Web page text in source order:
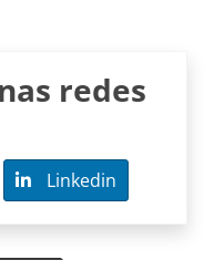
redes
Linkedin